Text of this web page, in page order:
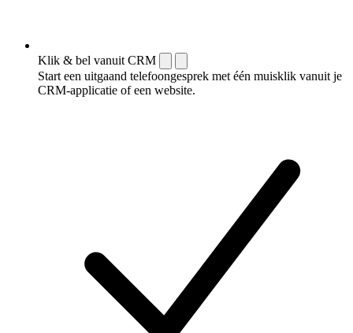
Klik & bel vanuit CRM
Start een uitgaand telefoongesprek met één muisklik vanuit je
CRM-applicatie of een website.